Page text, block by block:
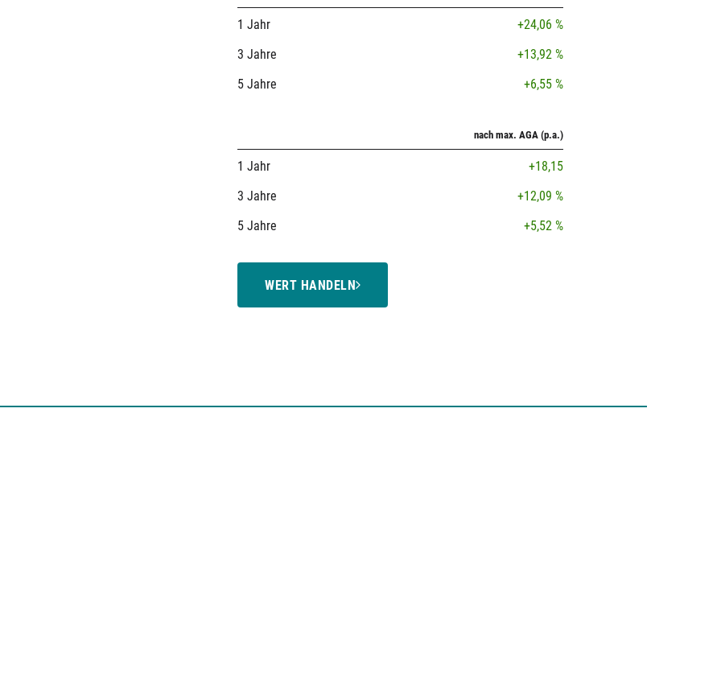
1 Jahr
+24,06 %
3 Jahre
+13,92 %
5 Jahre
+6,55 %
nach max. AGA (p.a.)
1 Jahr
+18,15
3 Jahre
+12,09 %
5 Jahre
+5,52 %
WERT HANDELN